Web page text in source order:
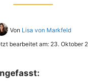
Von Lisa von Markfeld
bearbeitet am: 23. Oktober